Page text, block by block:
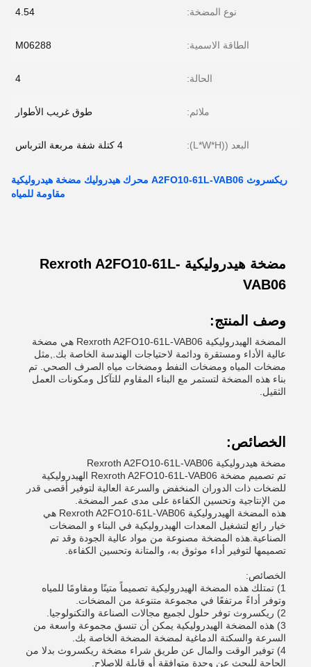
نوع المضخة: 4.54
الطاقة الاسمية: M06288
الحالة: 4
ملائم: طوق غريب الأطوار
البعد ((L*W*H): 4 كتلة شفة مربعة الترباس
ريكسروث A2FO10-61L-VAB06 محرك هيدروليك مضخة هيدروليكية
مقاومة للمياه
مضخة هيدروليكية Rexroth A2FO10-61L-
VAB06
وصف المنتج:
المضخة الهيدروليكية Rexroth A2FO10-61L-VAB06 هي مضخة
عالية الأداء ومستقرة ودائمة لاحتياجات الهندسة الخاصة بك.,مثل
مضخات المياه ومضخات النفط ومضخات مياه الصرف الصحي. تم
بناء هذه المضخة لتستمر مع البناء المقاوم للتآكل ومكونات العمل
الثقيل.
الخصائص:
مضخة هيدروليكية Rexroth A2FO10-61L-VAB06
تم تصميم مضخة Rexroth A2FO10-61L-VAB06 الهيدروليكية
للضخات ذات الدوران المنخفض والسرعة العالية لتوفير أقصى قدر
من الإنتاجية وتحسين الكفاءة على مدى عمر المضخة.
هذه المضخة الهيدروليكية Rexroth A2FO10-61L-VAB06 هي
خيار رائع لتشغيل المعدات الهيدروليكية في البناء و المضخات
الصناعية.هذه المضخة مصنوعة من مواد عالية الجودة وقد تم
تصميمها لتوفير أداء موثوق به، والمتانة وتحسين الكفاءة.
الخصائص:
1) تمتلك هذه المضخة الهيدروليكية تصميماً متينًا ومقاومًا للمياه
وتوفر أداءً مرتفعًا في مجموعة متنوعة من المضخات.
2) ريكسروث توفر حلول لجميع مجالات الصناعة والتكنولوجيا.
3) هذه المضخة الهيدروليكية يمكن أن تنسق مجموعة واسعة من
السرعة والسكتة الدماغية لمضخة المضخة الخاصة بك.
4) توفير الوقت والمال عن طريق شراء مضخة ريكسروث بدلا من
الحاجة للبحث عن وحدة متوافقة أو قابلة للإصلاح.